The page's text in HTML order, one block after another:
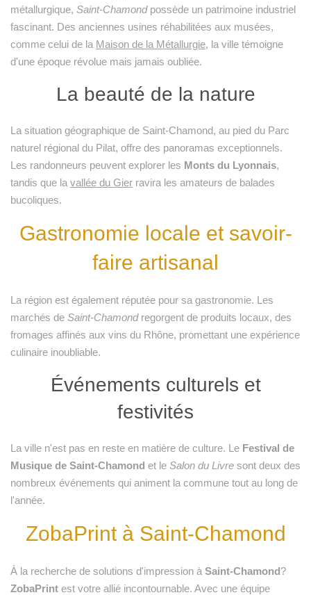
métallurgique, Saint-Chamondpossède un patrimoine industriel
fascinant. Des anciennes usines réhabilitées aux musées,
comme celui de la Maison de la Métallurgie, la ville témoigne
d'une époque révolue mais jamais oubliée.
La beauté de la nature
La situation géographique de Saint-Chamond, au pied du Parc
naturel régional du Pilat, offre des panoramas exceptionnels.
Les randonneurs peuvent explorer les Monts du Lyonnais,
tandis que la vallée du Gier ravira les amateurs de balades
bucoliques.
Gastronomie locale et savoir-
faire artisanal
La région est également réputée pour sa gastronomie. Les
marchés de Saint-Chamondregorgent de produits locaux, des
fromages affinés aux vins du Rhône, promettant une expérience
culinaire inoubliable.
Événements culturels et
festivités
La ville n'est pas en reste en matière de culture. Le Festival de
Musique de Saint-Chamond et le Salon du Livre sont deux des
nombreux événements qui animent la commune tout au long de
l'année.
ZobaPrint à Saint-Chamond
À la recherche de solutions d'impression à Saint-Chamond?
ZobaPrint est votre allié incontournable. Avec une équipe